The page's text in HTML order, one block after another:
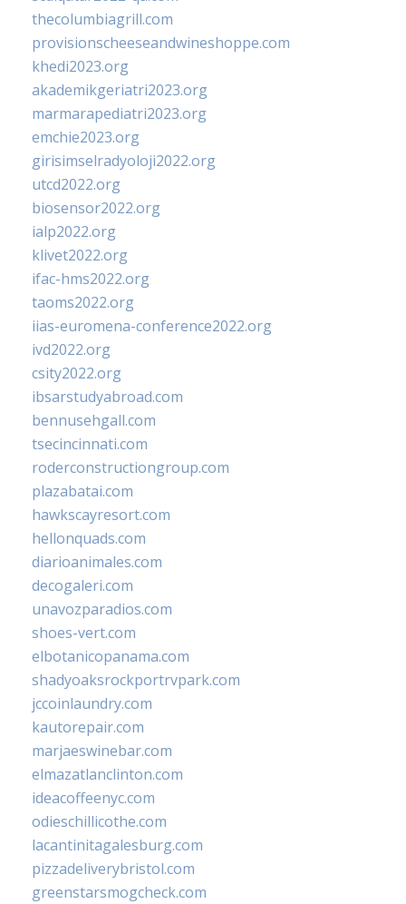
thecolumbiagrill.com
provisionscheeseandwineshoppe.com
khedi2023.org
akademikgeriatri2023.org
marmarapediatri2023.org
emchie2023.org
girisimselradyoloji2022.org
utcd2022.org
biosensor2022.org
ialp2022.org
klivet2022.org
ifac-hms2022.org
taoms2022.org
iias-euromena-conference2022.org
ivd2022.org
csity2022.org
ibsarstudyabroad.com
bennusehgall.com
tsecincinnati.com
roderconstructiongroup.com
plazabatai.com
hawkscayresort.com
hellonquads.com
diarioanimales.com
decogaleri.com
unavozparadios.com
shoes-vert.com
elbotanicopanama.com
shadyoaksrockportrvpark.com
jccoinlaundry.com
kautorepair.com
marjaeswinebar.com
elmazatlanclinton.com
ideacoffeenyc.com
odieschillicothe.com
lacantinitagalesburg.com
pizzadeliverybristol.com
greenstarsmogcheck.com